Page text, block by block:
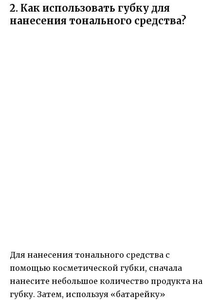
2. Как использовать губку для
нанесения тонального средства?
Для нанесения тонального средства с
помощью косметической губки, сначала
нанесите небольшое количество продукта на
губку. Затем, используя «батарейку»